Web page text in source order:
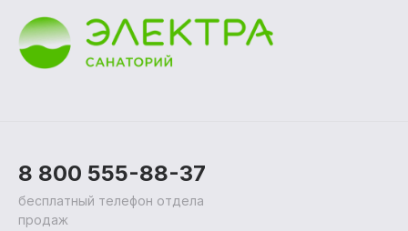
бесплатный телефон отдела
продаж
8 800 555-88-37